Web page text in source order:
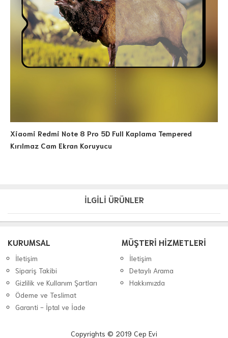
Xiaomi Redmi Note 8 Pro 5D Full Kaplama Tempered
Kırılmaz Cam Ekran Koruyucu
İLGİLİ ÜRÜNLER
KURUMSAL
İletişim
Sipariş Takibi
Gizlilik ve Kullanım Şartları
Ödeme ve Teslimat
Garanti - İptal ve İade
MÜŞTERİ HİZMETLERİ
İletişim
Detaylı Arama
Hakkımızda
Copyrights © 2019 Cep Evi